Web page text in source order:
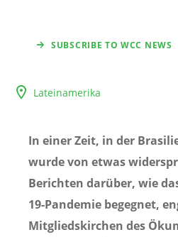
SUBSCRIBE TO WCC NEWS
Lateinamerika
In einer Zeit, in der
wurde von etwas
Berichten darüber, wie
19-Pandemie begegnet,
Mitgliedskirchen des